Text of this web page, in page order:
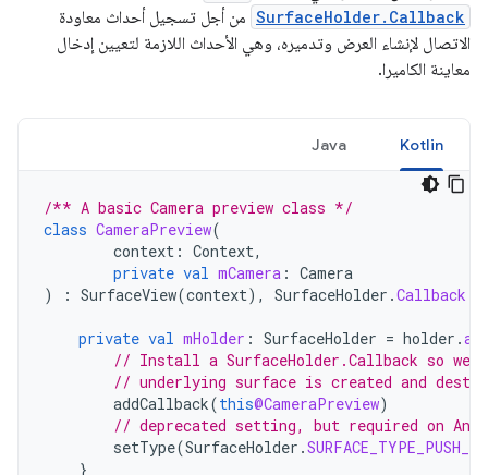
SurfaceHolder.Callback من أجل تسجيل أحداث معاودة
الاتصال لإنشاء العرض وتدميره، وهي الأحداث اللازمة لتعيين إدخال
معاينة الكاميرا.
Kotlin
Java
/** A basic Camera preview class */
class CameraPreview(
context : Context,
private val mCamera : Camera
)
: SurfaceView(context), SurfaceHolder .Callback
private val mHolder : SurfaceHolder = holder .
// Install a SurfaceHolder.Callback so we
// underlying surface is created and
addCallback(this@CameraPreview)
// deprecated setting, but required on
setType(SurfaceHolder .
}